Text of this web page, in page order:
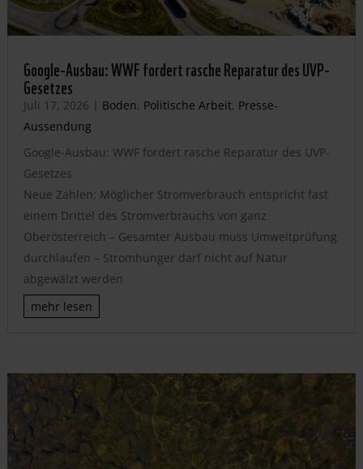
Google-Ausbau: WWF fordert rasche Reparatur des UVP-
Gesetzes
Juli 17, 2026 | Boden, Politische Arbeit, Presse-
Aussendung
Google-Ausbau: WWF fordert rasche Reparatur des UVP-
Gesetzes
Neue Zahlen: Möglicher Stromverbrauch entspricht fast
einem Drittel des Stromverbrauchs von ganz
Oberösterreich – Gesamter Ausbau muss Umweltprüfung
durchlaufen – Stromhunger darf nicht auf Natur
abgewälzt werden
mehr lesen